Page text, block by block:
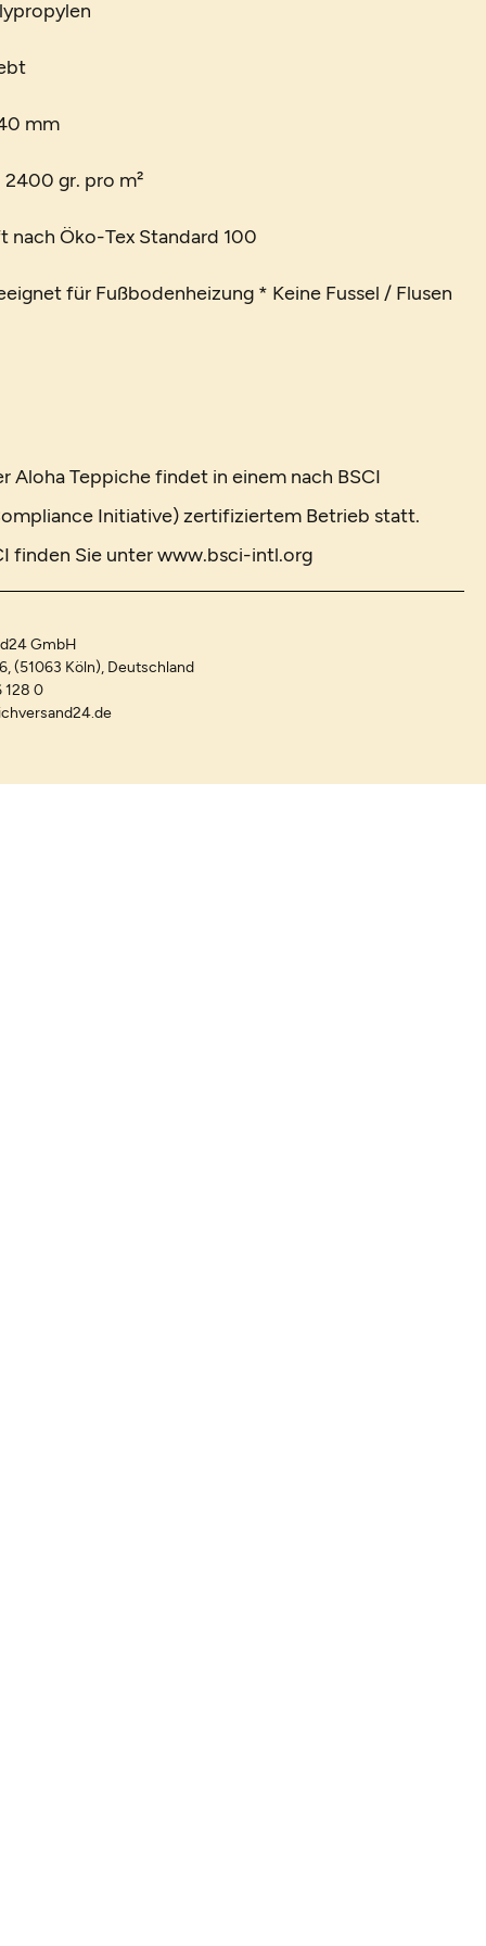
mm
gr. pro m²
Öko-Tex Standard 100
für Fußbodenheizung * Keine Fussel / Flusen
Aloha Teppiche findet in einem nach BSCI
Initiative) zertifiziertem Betrieb statt.
finden Sie unterwww.bsci-intl.org
GmbH
(51063 Köln), Deutschland
128 0